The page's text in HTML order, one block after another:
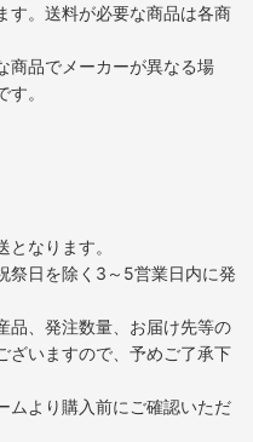
す。送料が必要な商品は各商
商品でメーカーが異なる場
。
なります。
祭日を除く3～5営業日内に発
品、発注数量、お届け先等の
ざいますので、予めご了承下
ムより購入前にご確認いただ